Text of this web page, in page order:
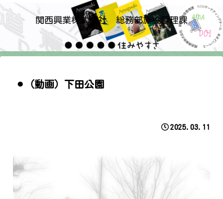
関西興業株式会社 総務部施設管理課
⚫︎（動画）下田公園
2025.03.11